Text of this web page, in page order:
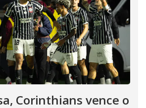
Corinthians vence o